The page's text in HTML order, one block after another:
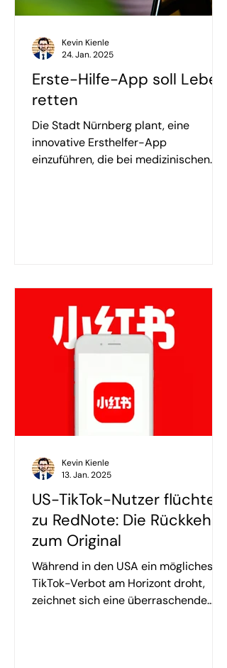
Erste-Hilfe-App soll Leben
retten
Die Stadt Nürnberg plant, eine
innovative Ersthelfer-App
einzuführen, die bei medizinischen
Kevin Kienle
24. Jan. 2025
US-TikTok-Nutzer flüchten
zu RedNote: Die Rückkehr
zum Original
Während in den USA ein mögliches
TikTok-Verbot am Horizont droht,
zeichnet sich eine überraschende
Kevin Kienle
13. Jan. 2025